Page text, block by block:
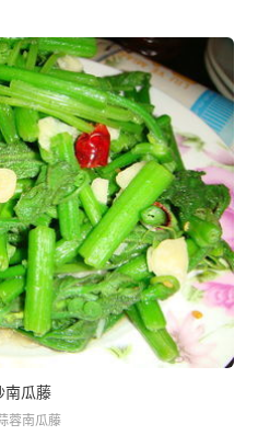
南瓜藤
蓉南瓜藤